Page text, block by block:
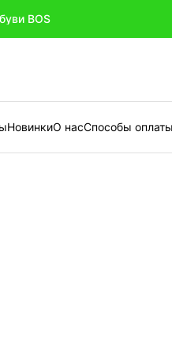
BOS
BOS
НовинкиО насСпособы оплаты